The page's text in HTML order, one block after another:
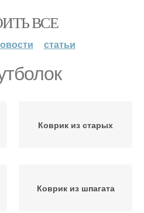
ВСЕ
статьи
Коврик из старых
Коврик из шпагата